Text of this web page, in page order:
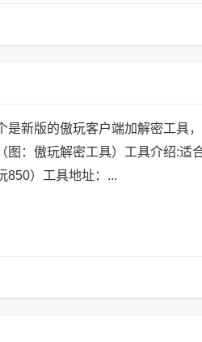
是新版的傲玩客户端加解密工具
图：傲玩解密工具）工具介绍:适
850）工具地址：...